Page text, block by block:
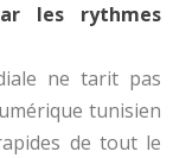
les rythmes
ne tarit pas
tunisien
de tout le